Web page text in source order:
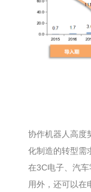
协作机器人高度
化制造的转型需
在3C电子、汽
用外，还可以在